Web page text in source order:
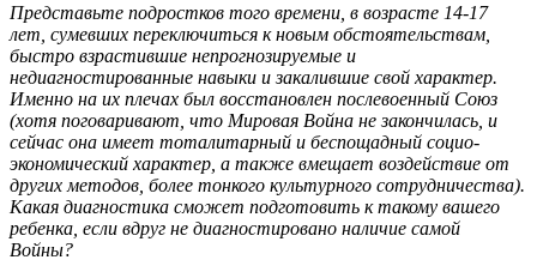
Представьте подростков того времени, в возрасте 14-17
лет, сумевших переключиться к новым обстоятельствам,
быстро взрастившие непрогнозируемые и
недиагностированные навыки и закалившие свой характер.
Именно на их плечах был восстановлен послевоенный Союз
(хотя поговаривают, что Мировая Война не закончилась, и
сейчас она имеет тоталитарный и беспощадный социо-
экономический характер, а также вмещает воздействие от
других методов, более тонкого культурного сотрудничества).
Какая диагностика сможет подготовить к такому вашего
ребенка, если вдруг не диагностировано наличие самой
Войны?